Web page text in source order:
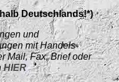
Deutschlands!*)
und
mit Handels-
Mail, Fax, Brief oder
HIER